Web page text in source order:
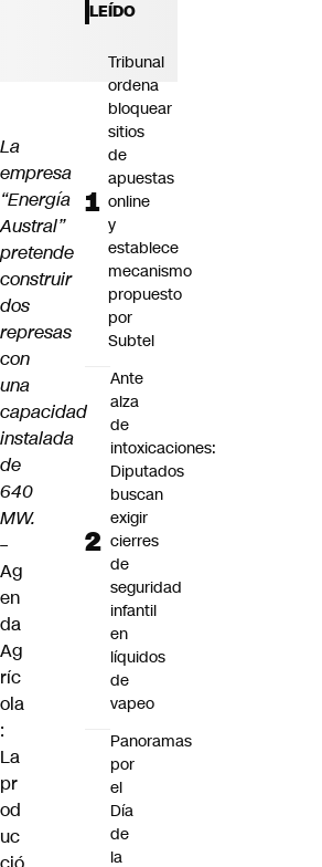
La
empresa
“Energía
Austral”
pretende
construir
dos
represas
con
una
capacidad
instalada
de
640
MW.
–
Ag
en
da
Ag
ríc
ola
:
La
pr
od
uc
LEÍDO
Tribunal
ordena
bloquear
sitios
de
apuestas
online
y
establece
mecanismo
propuesto
por
Subtel
Ante
alza
de
intoxicaciones:
Diputados
buscan
exigir
cierres
de
seguridad
infantil
en
líquidos
de
vapeo
Panoramas
por
el
Día
de
la